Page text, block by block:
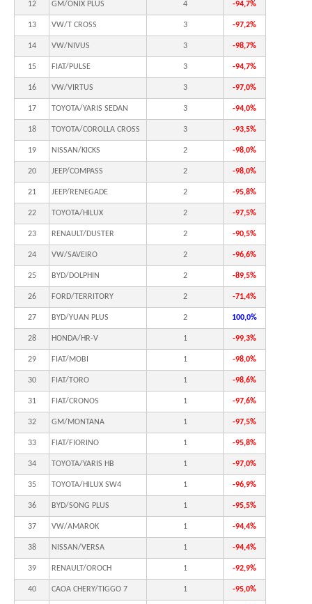
12 GM/ONIX PLUS 4 -94,7%
13 VW/T CROSS 3 -97,2%
14 VW/NIVUS 3 -98,7%
15 FIAT/PULSE 3 -94,7%
16 VW/VIRTUS 3 -97,0%
17 TOYOTA/YARIS SEDAN 3 -94,0%
18 TOYOTA/COROLLA CROSS 3 -93,5%
19 NISSAN/KICKS 2 -98,0%
20 JEEP/COMPASS 2 -98,0%
21 JEEP/RENEGADE 2 -95,8%
22 TOYOTA/HILUX 2 -97,5%
23 RENAULT/DUSTER 2 -90,5%
24 VW/SAVEIRO 2 -96,6%
25 BYD/DOLPHIN 2 -89,5%
26 FORD/TERRITORY 2 -71,4%
27 BYD/YUAN PLUS 2 100,0%
28 HONDA/HR-V 1 -99,3%
29 FIAT/MOBI 1 -98,0%
30 FIAT/TORO 1 -98,6%
31 FIAT/CRONOS 1 -97,6%
32 GM/MONTANA 1 -97,5%
33 FIAT/FIORINO 1 -95,8%
34 TOYOTA/YARIS HB 1 -97,0%
35 TOYOTA/HILUX SW4 1 -96,9%
36 BYD/SONG PLUS 1 -95,5%
37 VW/AMAROK 1 -94,4%
38 NISSAN/VERSA 1 -94,4%
39 RENAULT/OROCH 1 -92,9%
40 CAOA CHERY/TIGGO 7 1 -95,0%